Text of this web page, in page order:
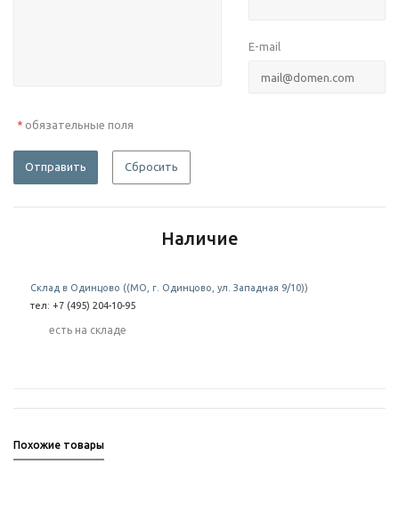
E-mail
* обязательные поля
Отправить Сбросить
Наличие
Склад в Одинцово ((МО, г. Одинцово, ул. Западная 9/10))
тел: +7 (495) 204-10-95
Есть на складе
Похожие товары